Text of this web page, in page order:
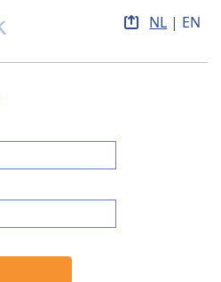
NL | EN